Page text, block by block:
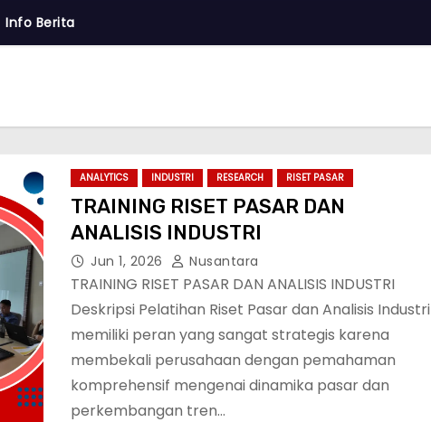
Info Berita
ANALYTICS INDUSTRI RESEARCH RISET PASAR
TRAINING RISET PASAR DAN
ANALISIS INDUSTRI
Jun 1, 2026 Nusantara
TRAINING RISET PASAR DAN ANALISIS INDUSTRI
Deskripsi Pelatihan Riset Pasar dan Analisis Industri
memiliki peran yang sangat strategis karena
membekali perusahaan dengan pemahaman
komprehensif mengenai dinamika pasar dan
perkembangan tren…